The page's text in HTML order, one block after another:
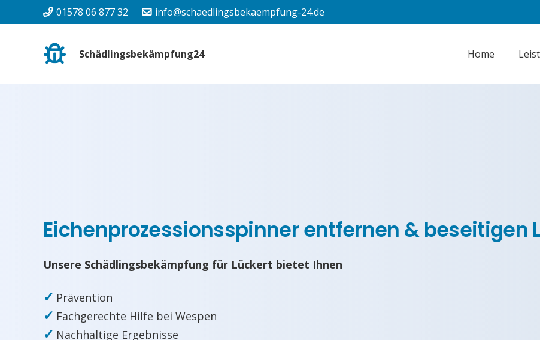
01578 06 877 32 info@schaedlingsbekaempfung-24.de
Schädlingsbekämpfung24 Home
Eichenprozessionsspinner entfernen & beseitigen
Unsere Schädlingsbekämpfung für Lückert bietet Ihnen
✓ Prävention
✓ Fachgerechte Hilfe bei Wespen
✓ Nachhaltige Ergebnisse